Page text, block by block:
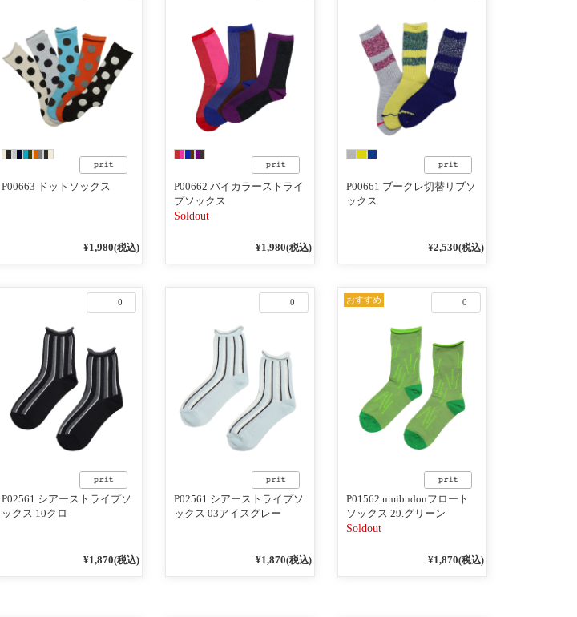
P00663 ドットソックス
¥1,980(税込)
P00662 バイカラーストライ
プソックス
Soldout
¥1,980(税込)
P00661 ブークレ切替リブソ
ックス
¥2,530(税込)
0
P02561 シアーストライプソ
ックス 10クロ
¥1,870(税込)
0
P02561 シアーストライプソ
ックス 03アイスグレー
¥1,870(税込)
0
おすすめ
P01562 umibudouフロート
ソックス 29.グリーン
Soldout
¥1,870(税込)